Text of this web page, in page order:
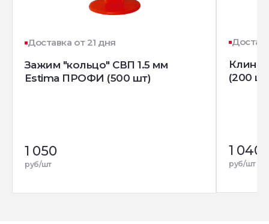
Доставка от 21 дня
Зажим "кольцо" СВП 1.5 мм
Estima ПРОФИ (500 шт)
1 050
руб/шт
Клин
(200
1 040
руб/шт